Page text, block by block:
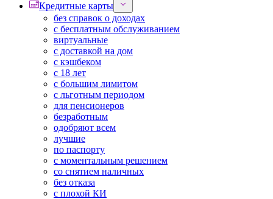
Кредитные карты
без справок о доходах
с бесплатным обслуживанием
виртуальные
с доставкой на дом
с кэшбеком
с 18 лет
с большим лимитом
с льготным периодом
для пенсионеров
безработным
одобряют всем
лучшие
по паспорту
с моментальным решением
со снятием наличных
без отказа
с плохой КИ